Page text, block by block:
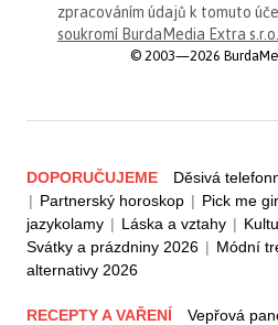
zpracováním údajů k tomuto
soukromí BurdaMedia Extra s.r.o.
© 2003—2026
DOPORUČUJEME Děsivá
| Partnerský horoskop | Pick me
jazykolamy | Láska a vztahy |
Svátky a prázdniny 2026 | Módní
alternativy 2026
RECEPTY A VAŘENÍ Vepřová